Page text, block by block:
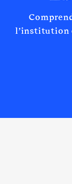
l’institution